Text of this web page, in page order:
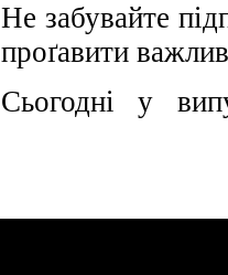
Не забувайте
проґавити
Сьогодні у